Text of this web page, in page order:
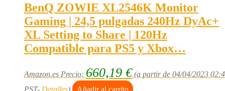
BenQ ZOWIE XL2546K Monitor
Gaming | 24,5 pulgadas 240Hz DyAc+
XL Setting to Share | 120Hz
Compatible para PS5 y Xbox…
Amazon.es Precio: 660,19 € (a partir de 04/04/2023
PST- Detalles) Añadir al carrito